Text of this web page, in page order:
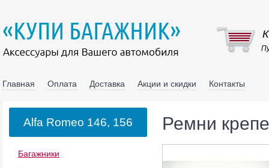
Главная Оплата Доставка Акции и скидки Контакты
Багажники
Ремни
Alfa Romeo 146, 156